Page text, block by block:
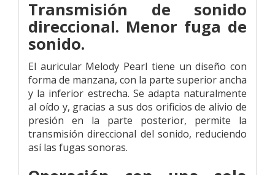
Transmisión de sonido
direccional. Menor fuga de
sonido.
El auricular Melody Pearl tiene un diseño con
forma de manzana, con la parte superior ancha
y la inferior estrecha. Se adapta naturalmente
al oído y, gracias a sus dos orificios de alivio de
presión en la parte posterior, permite la
transmisión direccional del sonido, reduciendo
así las fugas sonoras.